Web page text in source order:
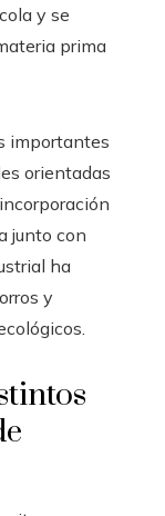
y se
prima
importantes
orientadas
junto con
ha
y